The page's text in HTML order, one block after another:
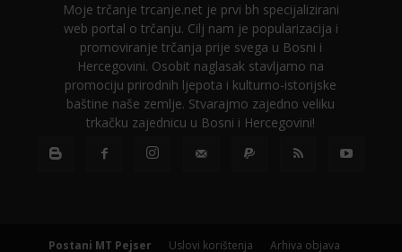
Moje trčanje trcanje.net je prvi bh specijalizirani
web portal o trčanju. Cilj nam je popularizacija i
promoviranje trčanja prije svega u Bosni i
Hercegovini. Osobit naglasak stavljamo na
promociju prirodnih ljepota i kulturno-istorijske
baštine naše zemlje. Stvarajmo zajedno veliku
trkačku zajednicu u Bosni i Hercegovini!
Postani MT Pejser Uslovi korištenja Arhiva objava